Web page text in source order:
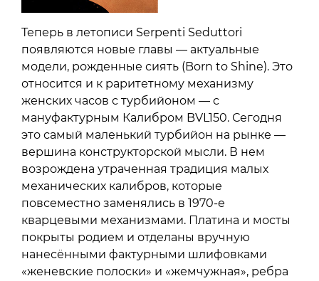
Теперь в летописи Serpenti Seduttori
появляются новые главы — актуальные
модели, рожденные сиять (Born to Shine). Это
относится и к раритетному механизму
женских часов с турбийоном — с
мануфактурным Калибром BVL150. Сегодня
это самый маленький турбийон на рынке —
вершина конструкторской мысли. В нем
возрождена утраченная традиция малых
механических калибров, которые
повсеместно заменялись в 1970-е
кварцевыми механизмами. Платина и мосты
покрыты родием и отделаны вручную
нанесёнными фактурными шлифовками
«женевские полоски» и «жемчужная», ребра